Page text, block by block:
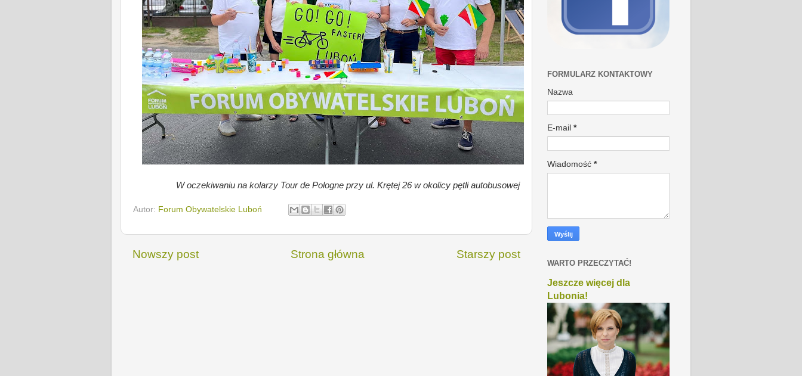
W oczekiwaniu na kolarzy Tour de Pologne przy ul. Krętej 26 w okolicy pętli autobusowej
Autor: Forum Obywatelskie Luboń
Nowszy post Starszy post
Strona główna
FORMULARZ KONTAKTOWY
Nazwa
E-mail *
Wiadomość *
WARTO PRZECZYTAĆ!
Jeszcze więcej dla
Lubonia!